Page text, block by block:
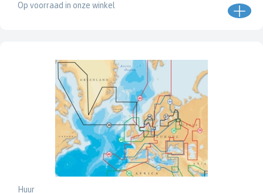
Op voorraad in onze winkel
Huur